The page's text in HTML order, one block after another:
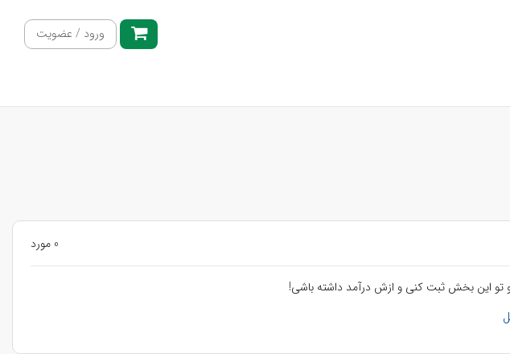
ورود / عضویت
0 مورد
تو این بخش ثبت کنی و ازش درآمد داشته باشی!